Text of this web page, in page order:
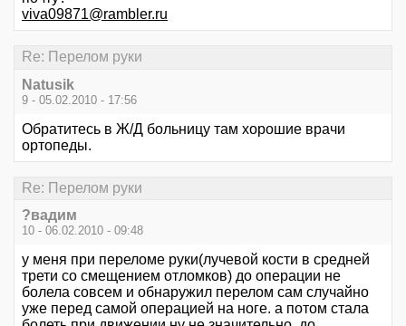
viva09871@rambler.ru
Re: Перелом руки
Natusik
9 - 05.02.2010 - 17:56
Обратитесь в Ж/Д больницу там хорошие врачи
ортопеды.
Re: Перелом руки
?вадим
10 - 06.02.2010 - 09:48
у меня при переломе руки(лучевой кости в средней
трети со смещением отломков) до операции не
болела совсем и обнаружил перелом сам случайно
уже перед самой операцией на ноге. а потом стала